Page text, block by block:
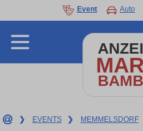
Event Auto
❯ EVENTS ❯ MEMMELSDORF